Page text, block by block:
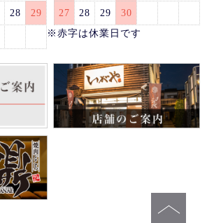
28 29 27 28 29
30
※赤字は休業日です